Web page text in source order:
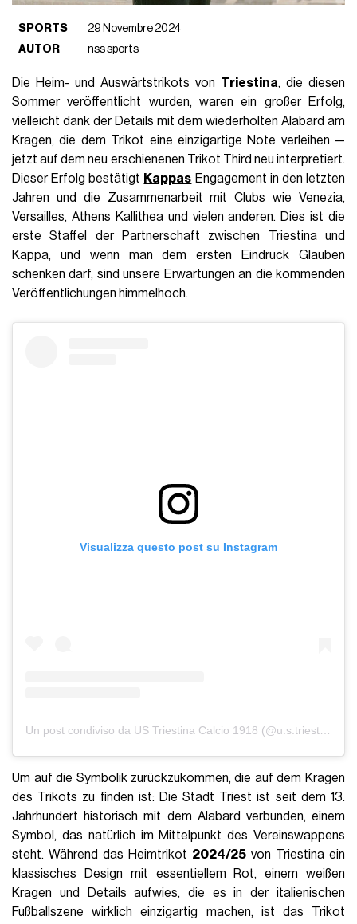
SPORTS
29 Novembre 2024
AUTOR
nss sports
Die Heim- und Auswärtstrikots von Triestina, die diesen
Sommer veröffentlicht wurden, waren ein großer Erfolg,
vielleicht dank der Details mit dem wiederholten Alabard am
Kragen, die dem Trikot eine einzigartige Note verleihen —
jetzt auf dem neu erschienenen Trikot Third neu interpretiert.
Dieser Erfolg bestätigt Kappas Engagement in den letzten
Jahren und die Zusammenarbeit mit Clubs wie Venezia,
Versailles, Athens Kallithea und vielen anderen. Dies ist die
erste Staffel der Partnerschaft zwischen Triestina und
Kappa, und wenn man dem ersten Eindruck Glauben
schenken darf, sind unsere Erwartungen an die kommenden
Veröffentlichungen himmelhoch.
Visualizza questo post su Instagram
Un post condiviso da US Triestina Calcio 1918 (@u.s.triestinacalcio1918)
Um auf die Symbolik zurückzukommen, die auf dem Kragen
des Trikots zu finden ist: Die Stadt Triest ist seit dem 13.
Jahrhundert historisch mit dem Alabard verbunden, einem
Symbol, das natürlich im Mittelpunkt des Vereinswappens
steht. Während das Heimtrikot 2024/25 von Triestina ein
klassisches Design mit essentiellem Rot, einem weißen
Kragen und Details aufwies, die es in der italienischen
Fußballszene wirklich einzigartig machen, ist das Trikot